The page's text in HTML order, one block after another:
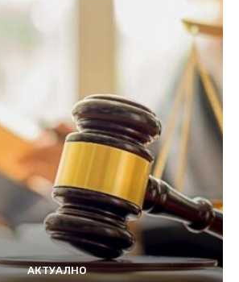
АКТУАЛНО